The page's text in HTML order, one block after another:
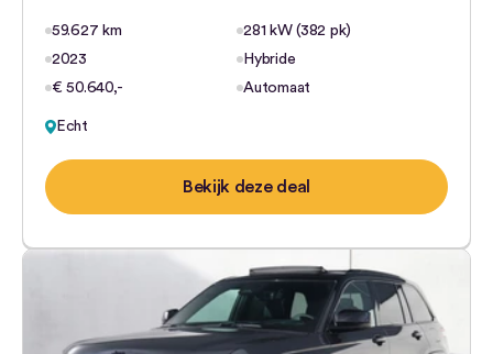
59.627 km
281 kW (382 pk)
2023
Hybride
€ 50.640,-
Automaat
Echt
Bekijk deze deal